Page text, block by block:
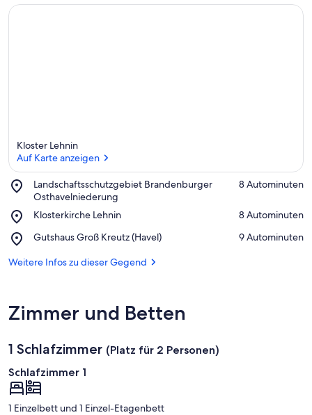
Kloster Lehnin
Auf Karte anzeigen
Landschaftsschutzgebiet Brandenburger
Osthavelniederung
Place,
Landschaftsschutzgebiet
Brandenburger
Osthavelniederung
‪8 Autominuten‬
Klosterkirche Lehnin
Place,
Lehnin
‪8 Autominuten‬
Gutshaus Groß Kreutz (Havel)
Place,
Groß
‪9 Autominuten‬
Weitere Infos zu dieser Gegend
Zimmer und Betten
1 Schlafzimmer (Platz für 2 Personen)
Schlafzimmer 1
1 Einzelbett und 1 Einzel-Etagenbett